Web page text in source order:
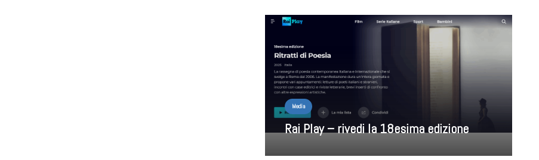
Media
Rai Play – rivedi la 18esima edizione